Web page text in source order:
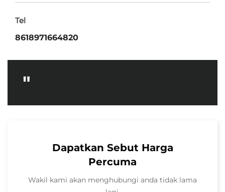
Tel
8618971664820
"
Dapatkan Sebut Harga
Percuma
Wakil kami akan menghubungi anda tidak lama